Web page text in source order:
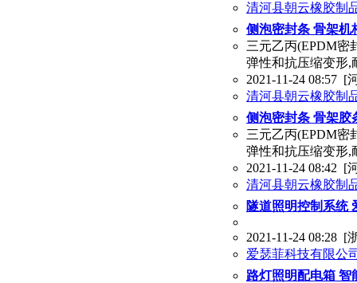
清河县朝云橡胶制
侧泡密封条 骨架机
三元乙丙(EPDM密
弹性和抗压缩变形,
2021-11-24 08:57 [
清河县朝云橡胶制
侧泡密封条 骨架胶
三元乙丙(EPDM密
弹性和抗压缩变形,
2021-11-24 08:42 [
清河县朝云橡胶制
隧道照明控制系统
2021-11-24 08:28 [
爱瑟菲科技有限公
路灯照明配电箱 智